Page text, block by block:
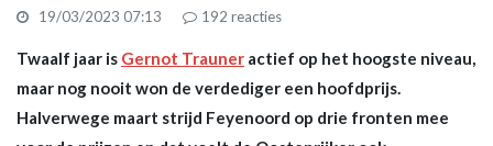
19/03/2023 07:13 192 reacties
Twaalf jaar is Gernot Trauner actief op het hoogste niveau,
maar nog nooit won de verdediger een hoofdprijs.
Halverwege maart strijd Feyenoord op drie fronten mee